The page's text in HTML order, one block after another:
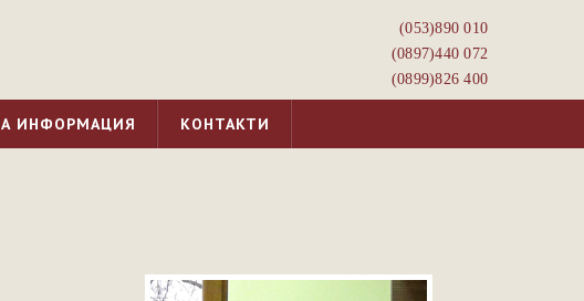
(053)­890 010
(0897)­440 072
(0899)­826 400
ИНФОРМАЦИЯ КОНТАКТИ